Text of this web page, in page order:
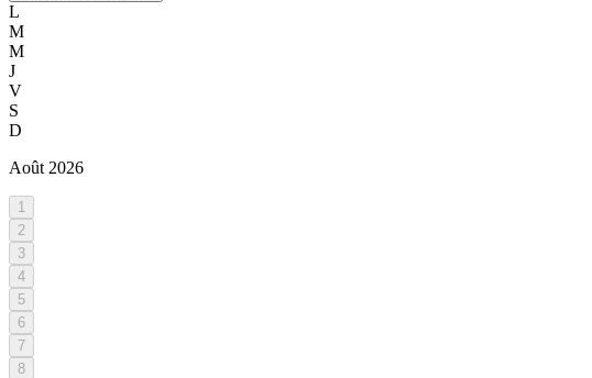
L
M
M
J
V
S
D
Août 2026
1
2
3
4
5
6
7
8